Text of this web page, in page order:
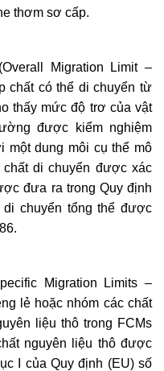
thơm sơ cấp.
Migration Limit –
chất có thể di chuyển từ
thấy mức độ trơ của vật
được kiểm nghiệm
một dung môi cụ thể mô
di chuyển được xác
đưa ra trong Quy định
di chuyển tổng thể được
Migration Limits –
lẻ hoặc nhóm các chất
liệu thô trong FCMs
nguyên liệu thô được
I của Quy định (EU) số